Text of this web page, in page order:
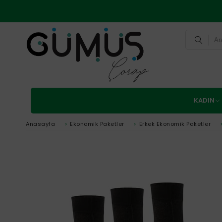
KADIN
Anasayfa > Ekonomik Paketler > Erkek Ekonomik Paketler >